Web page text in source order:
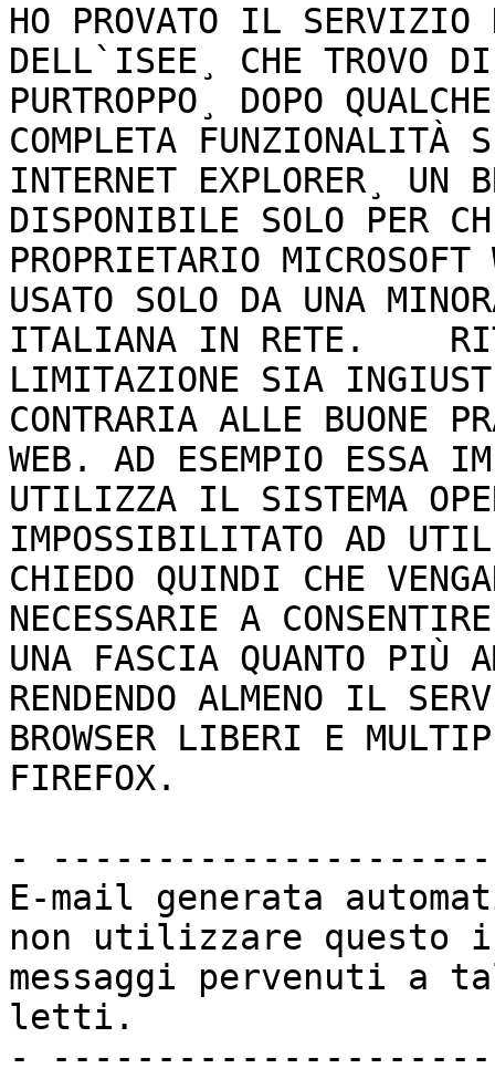
HO PROVATO IL SERVIZIO
DELL`ISEE¸ CHE TROVO
PURTROPPO¸ DOPO
COMPLETA FUNZIONALITÀ
INTERNET EXPLORER¸ UN
DISPONIBILE SOLO PER
PROPRIETARIO
USATO SOLO DA UNA
ITALIANA IN RETE.
LIMITAZIONE SIA
CONTRARIA ALLE BUONE
WEB. AD ESEMPIO ESSA
UTILIZZA IL SISTEMA
IMPOSSIBILITATO AD
CHIEDO QUINDI CHE
NECESSARIE A
UNA FASCIA QUANTO PIÙ
RENDENDO ALMENO IL
BROWSER LIBERI E
FIREFOX.
-
E-mail generata
non utilizzare questo
messaggi pervenuti a
letti.
-